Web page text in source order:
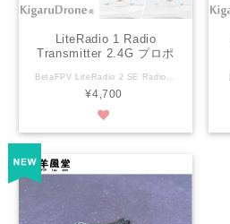
LiteRadio 1 Radio
Transmitter 2.4G プロポ
品】Futaba / Frsky
¥4,700